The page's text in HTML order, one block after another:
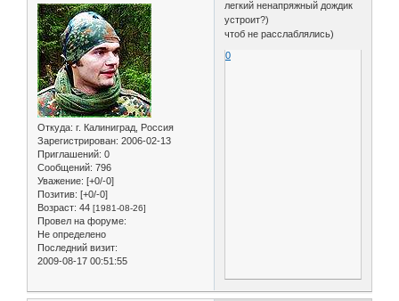
Откуда: г. Калиниград, Россия
Зарегистрирован: 2006-02-13
Приглашений: 0
Сообщений: 796
Уважение: [+0/-0]
Позитив: [+0/-0]
Возраст: 44 [1981-08-26]
Провел на форуме:
Не определено
Последний визит:
2009-08-17 00:51:55
легкий ненапряжный дождик
устроит?)
чтоб не расслаблялись)
0